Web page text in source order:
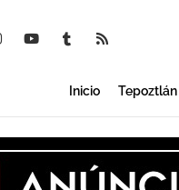
Inicio Tepoztlán